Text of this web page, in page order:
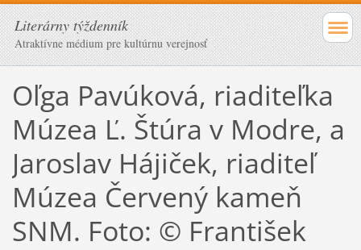
Literárny týždenník
Atraktívne médium pre kultúrnu verejnosť
Oľga Pavúková, riaditeľka
Múzea Ľ. Štúra v Modre, a
Jaroslav Hájiček, riaditeľ
Múzea Červený kameň
SNM. Foto: © František